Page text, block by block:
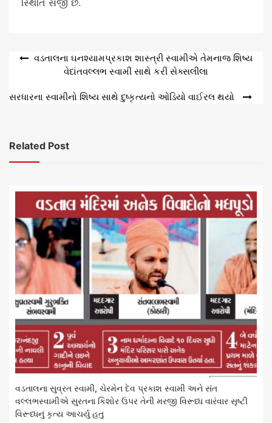
Post
navigation
વડતાલના ઘનશ્યામપ્રકાશ શાસ્ત્રી સ્વામીએ તેમનાજ શિષ્ય
વેદાંતવલ્લભ સ્વામી સાથે કરી સેક્સલીલા
સરધારના સ્વામીનો શિષ્ય સાથે દુષ્કૃત્યનો ઓડિયો વાઈરલ થયો
Related Post
વડતાલના સુવ્રત સ્વામી, ચેરમેન દેવ પ્રકાશ સ્વામી અને સંત
વલ્લભસ્વામીએ સુરતના કિશોર ઉપર તેની મરજી વિરૂધ્ધ વારંવાર સૃષ્ટી
વિરૂધ્ધનું કૃત્ય આચર્યુ હતુ